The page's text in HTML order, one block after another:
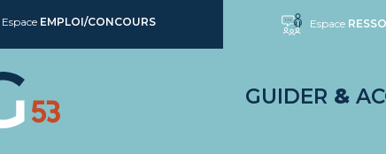
Espace EMPLOI/CONCOURS Espace
GUIDER &